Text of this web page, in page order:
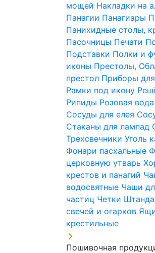
мощей Накладки на
Панагии Панагиары
Панихидные столы,
Пасочницы Печати
Подставки Полки и
иконы Престолы,
престол Приборы
Рамки под икону
Рипиды Розовая вода
Сосуды для елея
Стаканы для лампад
Трехсвечники Уголь
Фонари пасхальные
церковную утварь
крестов и панагий
водосвятные Чаши
частиц Четки
свечей и огарков
крестильные
Пошивочная